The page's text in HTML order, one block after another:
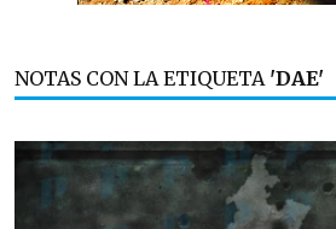
NOTAS CON LA ETIQUETA 'DAE'